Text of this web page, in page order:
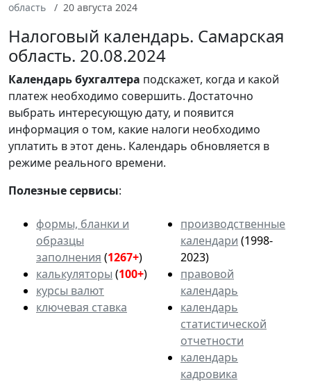
область
20 августа 2024
Налоговый календарь. Самарская
область. 20.08.2024
Календарьбухгалтера подскажет, когда и какой
платеж необходимо совершить. Достаточно
выбрать интересующую дату, и появится
информация о том, какие налоги необходимо
уплатить в этот день. Календарь обновляется в
режиме реального времени.
Полезные сервисы:
формы, бланки и
образцы
заполнения (1267+)
калькуляторы (100+)
курсы валют
ключевая ставка
производственные
календари (1998-
2023)
правовой
календарь
календарь
статистической
отчетности
календарь
кадровика